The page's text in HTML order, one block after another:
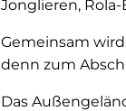
Jonglieren,
Gemeinsam
denn zum
Das